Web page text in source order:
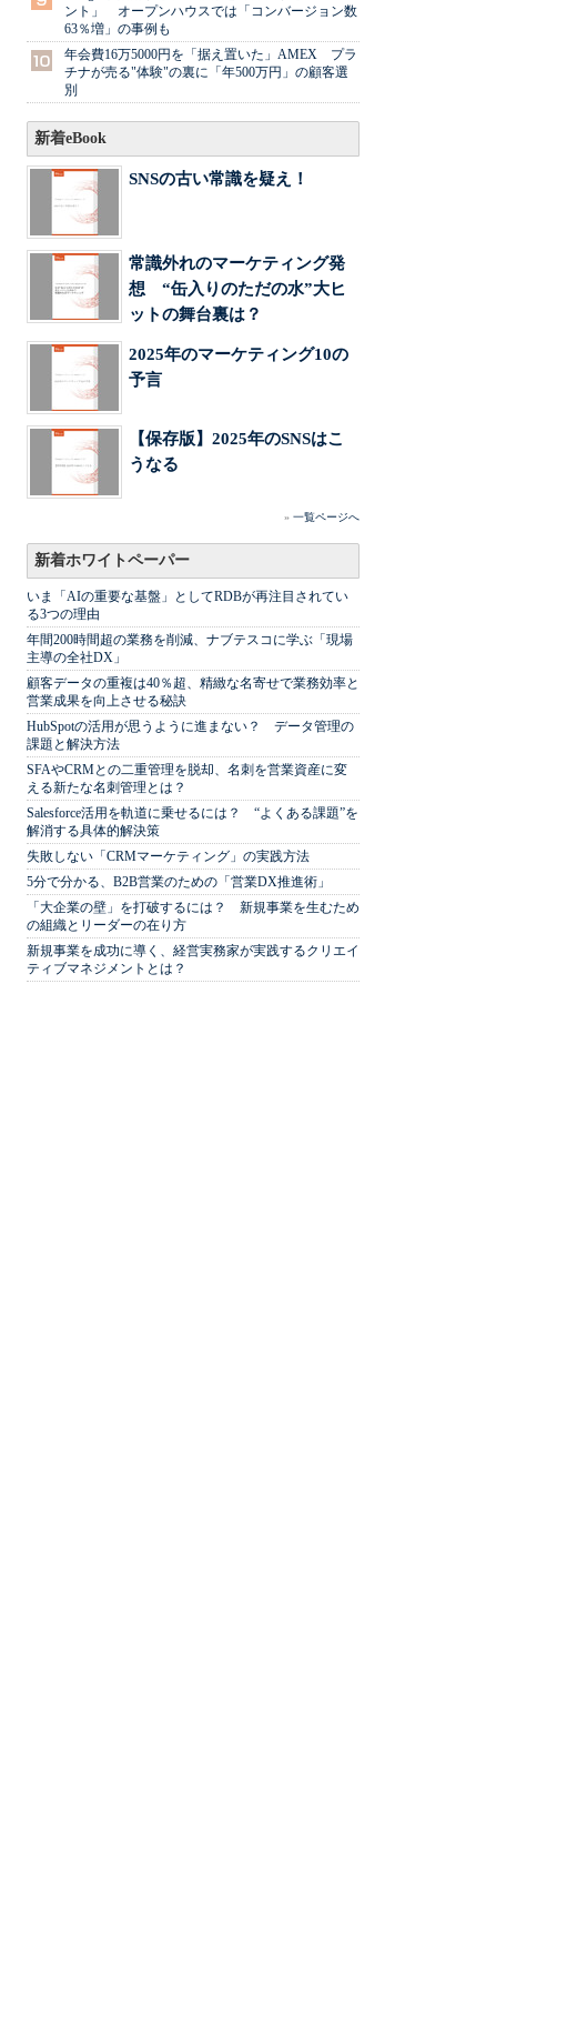
ント」 オープンハウスでは「コンバージョン数
63％増」の事例も
年会費16万5000円を「据え置いた」AMEX プラ
チナが売る"体験"の裏に「年500万円」の顧客選
別
新着eBook
SNSの古い常識を疑え！
常識外れのマーケティング発
想 “缶入りのただの水”大ヒ
ットの舞台裏は？
2025年のマーケティング10の
予言
【保存版】2025年のSNSはこ
うなる
» 一覧ページへ
新着ホワイトペーパー
いま「AIの重要な基盤」としてRDBが再注目されてい
る3つの理由
年間200時間超の業務を削減、ナブテスコに学ぶ「現場
主導の全社DX」
顧客データの重複は40％超、精緻な名寄せで業務効率と
営業成果を向上させる秘訣
HubSpotの活用が思うように進まない？ データ管理の
課題と解決方法
SFAやCRMとの二重管理を脱却、名刺を営業資産に変
える新たな名刺管理とは？
Salesforce活用を軌道に乗せるには？ “よくある課題”を
解消する具体的解決策
失敗しない「CRMマーケティング」の実践方法
5分で分かる、B2B営業のための「営業DX推進術」
「大企業の壁」を打破するには？ 新規事業を生むため
の組織とリーダーの在り方
新規事業を成功に導く、経営実務家が実践するクリエイ
ティブマネジメントとは？